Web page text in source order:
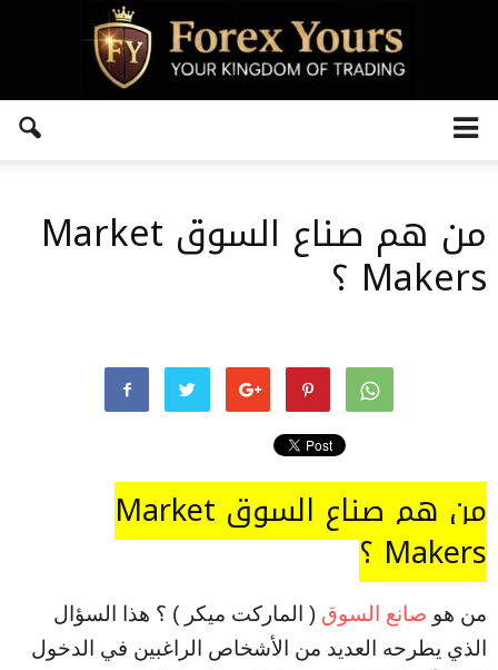
من هم صناع السوق Market
Makers ؟
من هم صناع السوق Market
Makers ؟
من هو صانع السوق ( الماركت ميكر ) ؟ هذا السؤال
الذي يطرحه العديد من الأشخاص الراغبين في الدخول